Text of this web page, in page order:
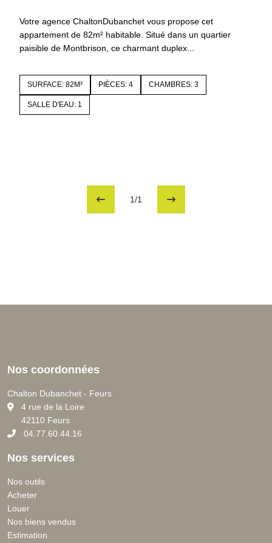
Votre agence ChaltonDubanchet vous propose cet
appartement de 82m² habitable. Situé dans un quartier
paisible de Montbrison, ce charmant duplex...
SURFACE: 82M² PIÈCES: 4 CHAMBRES: 3
SALLE D'EAU: 1
1/1
Nos coordonnées
Chalton Dubanchet - Feurs
4 rue de la Loire
42110 Feurs
04.77.60.44.16
Nos services
Nos outils
Acheter
Louer
Nos biens vendus
Estimation